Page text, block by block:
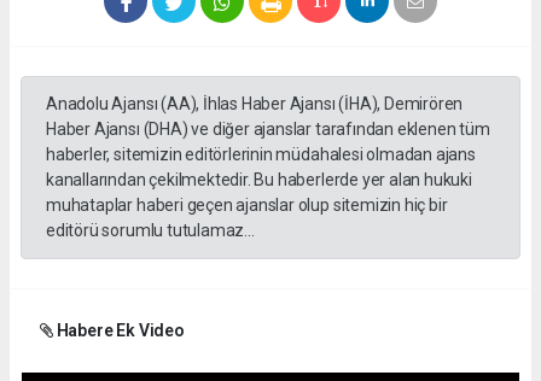
Anadolu Ajansı (AA), İhlas Haber Ajansı (İHA), Demirören
Haber Ajansı (DHA) ve diğer ajanslar tarafından eklenen tüm
haberler, sitemizin editörlerinin müdahalesi olmadan ajans
kanallarından çekilmektedir. Bu haberlerde yer alan hukuki
muhataplar haberi geçen ajanslar olup sitemizin hiç bir
editörü sorumlu tutulamaz...
Habere Ek Video